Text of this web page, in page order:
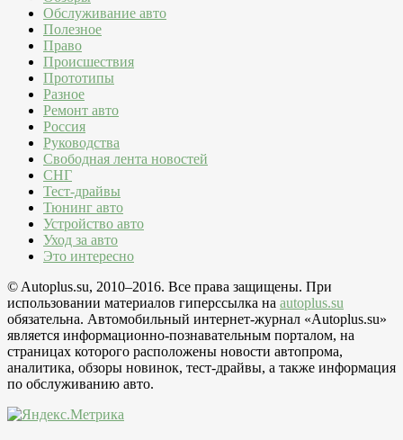
Обслуживание авто
Полезное
Право
Происшествия
Прототипы
Разное
Ремонт авто
Россия
Руководства
Свободная лента новостей
СНГ
Тест-драйвы
Тюнинг авто
Устройство авто
Уход за авто
Это интересно
© Autoplus.su, 2010–2016. Все права защищены. При
использовании материалов гиперссылка на autoplus.su
обязательна. Автомобильный интернет-журнал «Autoplus.su»
является информационно-познавательным порталом, на
страницах которого расположены новости автопрома,
аналитика, обзоры новинок, тест-драйвы, а также информация
по обслуживанию авто.